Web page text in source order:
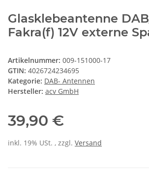
Glasklebeantenne
Fakra(f) 12V externe
Artikelnummer: 009-151000-17
GTIN: 4026724234695
Kategorie: DAB- Antennen
Hersteller: acv GmbH
39,90 €
inkl. 19% USt. , zzgl. Versand